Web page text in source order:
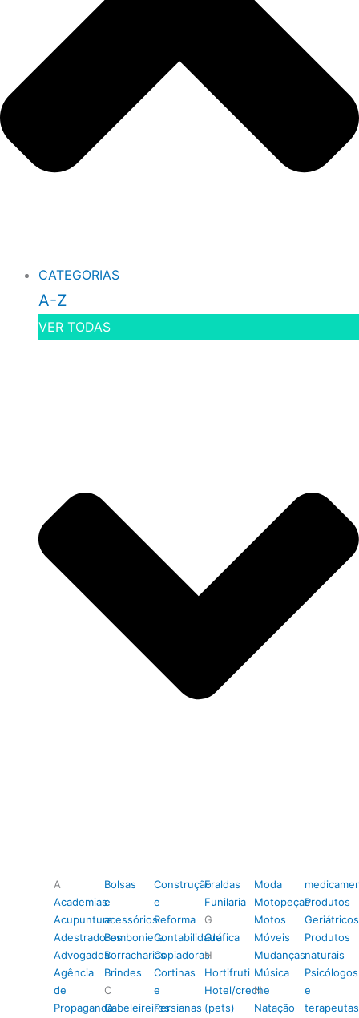
CATEGORIAS
A-Z
VER TODAS
A
Academias
Acupuntura
Adestradores
Advogados
Agência
de
Propaganda
Bolsas
e
acessórios
Bomboniere
Borracharias
Brindes
C
Cabeleireiros
Construção
e
Reforma
Contabilidade
Copiadoras
Cortinas
e
Persianas
Fraldas
Funilaria
G
Gráfica
H
Hortifruti
Hotel/creche
(pets)
Moda
Motopeças
Motos
Móveis
Mudanças
Música
N
Natação
Produtos
Geriátricos
Produtos
naturais
Psicólogos
e
terapeutas